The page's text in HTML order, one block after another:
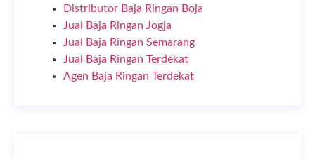
Distributor Baja Ringan Boja
Jual Baja Ringan Jogja
Jual Baja Ringan Semarang
Jual Baja Ringan Terdekat
Agen Baja Ringan Terdekat